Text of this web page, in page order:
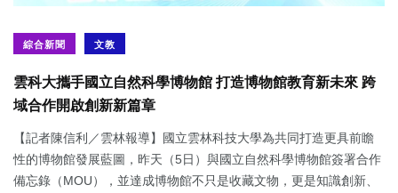
綜合新聞 文教
雲科大攜手國立自然科學博物館 打造博物館教育新未來 跨
域合作開啟創新新篇章
【記者陳信利／雲林報導】國立雲林科技大學為共同打造更具前瞻
性的博物館發展藍圖，昨天（5日）與國立自然科學博物館簽署合作
備忘錄（MOU），並達成博物館不只是收藏文物，更是知識創新、